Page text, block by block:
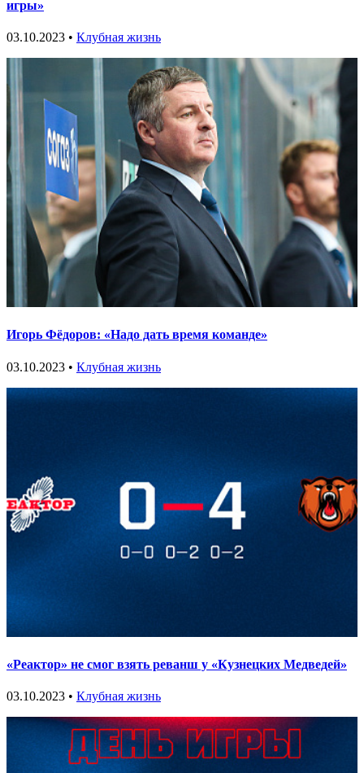
игры»
03.10.2023 • Клубная жизнь
Игорь Фёдоров: «Надо дать время команде»
03.10.2023 • Клубная жизнь
«Реактор» не смог взять реванш у «Кузнецких Медведей»
03.10.2023 • Клубная жизнь